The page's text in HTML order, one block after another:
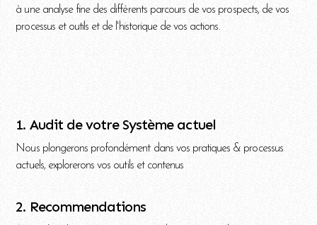
à une analyse fine des différents parcours de vos prospects, de vos
processus et outils et de l'historique de vos actions.
1. Audit de votre Système actuel
Nous plongerons profondément dans vos pratiques & processus
actuels, explorerons vos outils et contenus
2. Recommendations